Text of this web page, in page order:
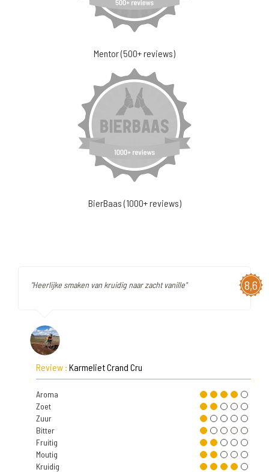
Mentor (500+ reviews)
BierBaas (1000+ reviews)
8,6
"Heerlijke smaken van kruidig naar zacht vanille"
Review : Karmeliet Crand Cru
Aroma
Zoet
Zuur
Bitter
Fruitig
Moutig
Kruidig